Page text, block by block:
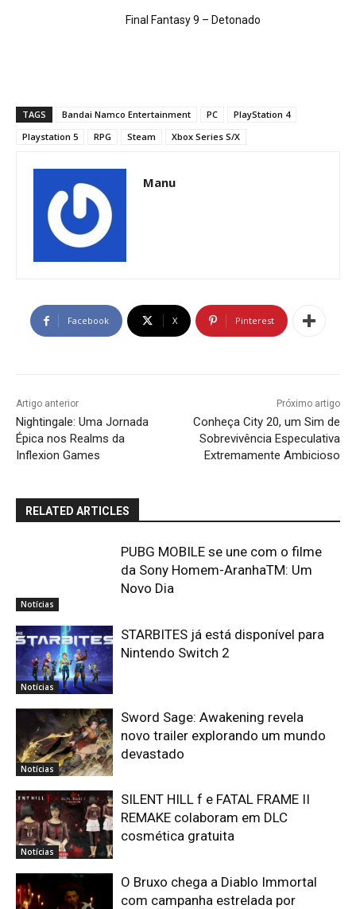
Final Fantasy 9 – Detonado
TAGS Bandai Namco Entertainment PC
PlayStation 4
Playstation 5
RPG Steam Xbox Series S/X
Manu
Facebook X Pinterest
Artigo anterior
Nightingale: Uma Jornada
Épica nos Realms da
Inflexion Games
Próximo artigo
Conheça City 20, um Sim de
Sobrevivência Especulativa
Extremamente Ambicioso
RELATED ARTICLES
Notícias
PUBG MOBILE se une com o filme
da Sony Homem-AranhaTM: Um
Novo Dia
Notícias
STARBITES já está disponível para
Nintendo Switch 2
Notícias
Sword Sage: Awakening revela
novo trailer explorando um mundo
devastado
Notícias
SILENT HILL f e FATAL FRAME II
REMAKE colaboram em DLC
cosmética gratuita
O Bruxo chega a Diablo Immortal
com campanha estrelada por